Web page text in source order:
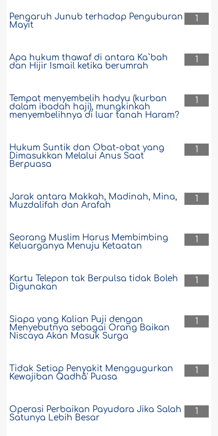
Alasan Larangan Duduk di antara Tempat
yang Teduh dan yang Terkena Sinar
Matahari
menyatakan bahwa akan mengalami
kerugian orang yang separuh tubuhnya
matahari. Apakah hadits ini dari
Rasulullah Shallallâhu `alaihiwasallam ?..
Selengkapnya
Pemahaman yang Benar terhadap Hadits,
Rasulullah—Shallallâhu `alaihi wasallam
—pernah bersabda, "Sesaat untuk
melihat orang-orang menari dan
menyanyi. Jika saya mengatakan
menyebut hadits ini...Selengkapnya
26260
1
Pengaruh Junub terhadap Penguburan
Mayit
1
Apa hukum thawaf di antara Ka`bah
dan Hijir Ismail ketika berumrah
1
Tempat menyembelih hadyu (kurban
dalam ibadah haji), mungkinkah
menyembelihnya di luar tanah Haram?
1
Hukum Suntik dan Obat-obat yang
Dimasukkan Melalui Anus Saat
Berpuasa
1
Jarak antara Makkah, Madinah, Mina,
Muzdalifah dan Arafah
1
Seorang Muslim Harus Membimbing
Keluarganya Menuju Ketaatan
1
Kartu Telepon tak Berpulsa tidak Boleh
Digunakan
1
Siapa yang Kalian Puji dengan
Menyebutnya sebagai Orang Baikan
Niscaya Akan Masuk Surga
1
Tidak Setiap Penyakit Menggugurkan
Kewajiban Qadhâ' Puasa
1
Operasi Perbaikan Payudara Jika Salah
Satunya Lebih Besar